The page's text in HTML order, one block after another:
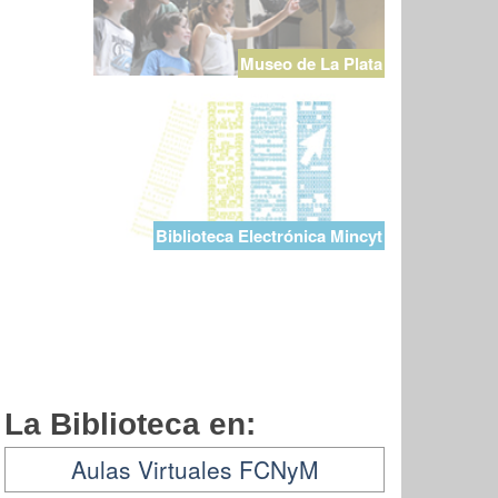
Museo de La Plata
Biblioteca Electrónica Mincyt
La Biblioteca en:
Aulas Virtuales FCNyM